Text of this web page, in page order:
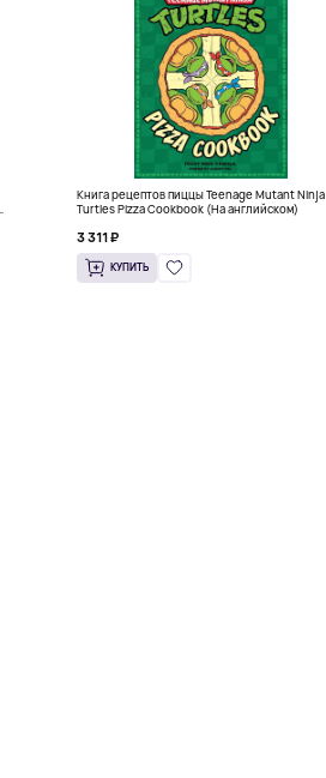
Книга рецептов пиццы Teenage Mutant Ninja
Turtles Pizza Cookbook (На английском)
3 311 ₽
КУПИТЬ